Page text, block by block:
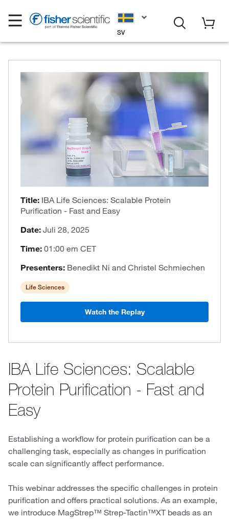
SV
Title: IBA Life Sciences: Scalable Protein
Purification - Fast and Easy
Date: Juli 28, 2025
Time: 01:00 em CET
Presenters: Benedikt Ni and Christel Schmiechen
Life Sciences
Watch the Replay
IBA Life Sciences: Scalable
Protein Purification - Fast and
Easy
Establishing a workflow for protein purification can be a
challenging task, especially as changes in purification
scale can significantly affect performance.
This webinar addresses the specific challenges in protein
purification and offers practical solutions. As an example,
we introduce MagStrep™ Strep-Tactin™XT beads as an